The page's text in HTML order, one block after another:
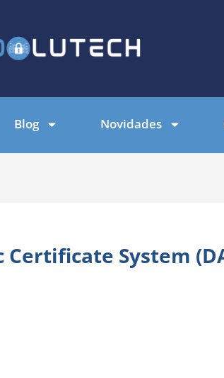
Blog Novidades
System